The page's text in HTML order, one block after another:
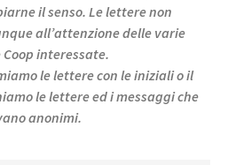
il senso. Le lettere non
all’attenzione delle varie
interessate.
le lettere con le iniziali o il
le lettere ed i messaggi che
anonimi.